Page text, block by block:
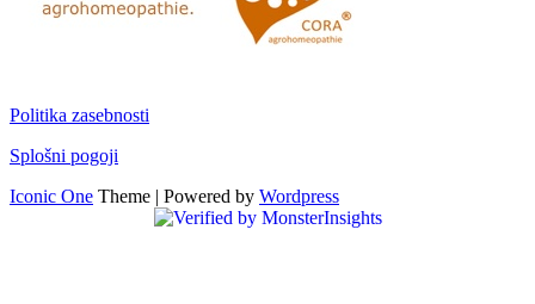
Politika zasebnosti
Splošni pogoji
Iconic One Theme | Powered by Wordpress